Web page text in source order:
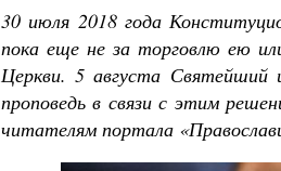
30 июля 2018 года
пока еще не за торговлю ею
Церкви. 5 августа Святейший
проповедь в связи с этим
читателям портала